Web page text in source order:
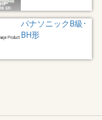
パナソニックB級･
BH形